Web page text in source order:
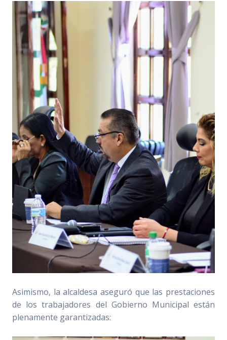
Asimismo, la alcaldesa aseguró que las prestaciones
de los trabajadores del Gobierno Municipal están
plenamente garantizadas: